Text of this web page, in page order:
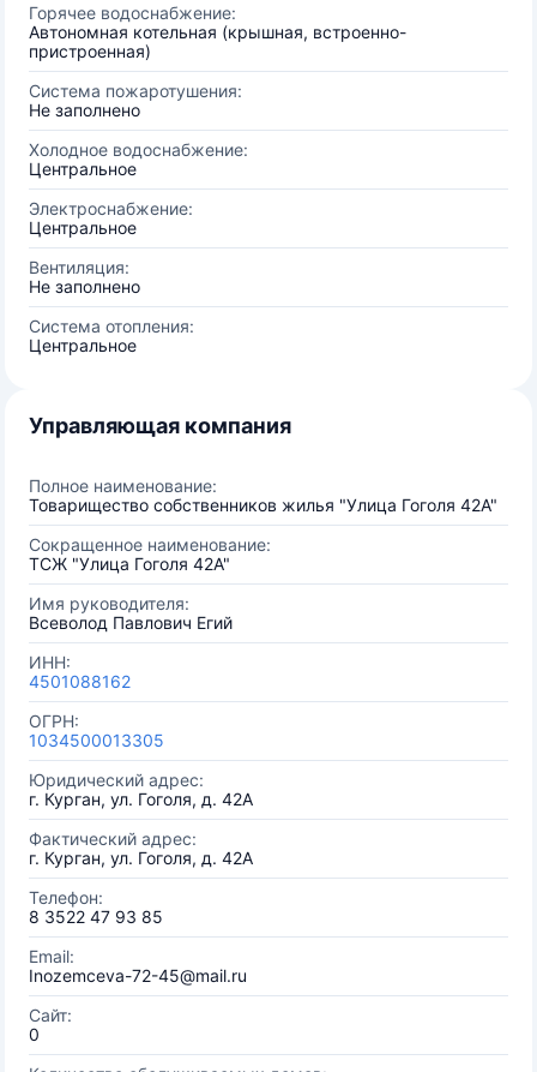
Горячее водоснабжение:
Автономная котельная (крышная, встроенно-
пристроенная)
Система пожаротушения:
Не заполнено
Холодное водоснабжение:
Центральное
Электроснабжение:
Центральное
Вентиляция:
Не заполнено
Система отопления:
Центральное
Управляющая компания
Полное наименование:
Товарищество собственников жилья "Улица Гоголя 42А"
Сокращенное наименование:
ТСЖ "Улица Гоголя 42А"
Имя руководителя:
Всеволод Павлович Егий
ИНН:
4501088162
ОГРН:
1034500013305
Юридический адрес:
г. Курган, ул. Гоголя, д. 42А
Фактический адрес:
г. Курган, ул. Гоголя, д. 42А
Телефон:
8 3522 47 93 85
Email:
Inozemceva-72-45@mail.ru
Сайт:
0